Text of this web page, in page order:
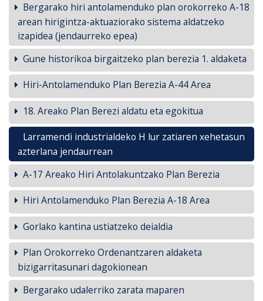
Bergarako hiri antolamenduko plan orokorreko A-18
arean hirigintza-aktuaziorako sistema aldatzeko
izapidea (jendaurreko epea)
Gune historikoa birgaitzeko plan berezia 1. aldaketa
Hiri-Antolamenduko Plan Berezia A-44 Area
18. Areako Plan Berezi aldatu eta egokitua
Larramendi industrialdeko H lur zatiaren xehetasun
azterlana jendaurrean
A-17 Areako Hiri Antolakuntzako Plan Berezia
Hiri Antolamenduko Plan Berezia A-18 Area
Gorlako kantina ustiatzeko deialdia
Plan Orokorreko Ordenantzaren aldaketa
bizigarritasunari dagokionean
Bergarako udalerriko zarata maparen